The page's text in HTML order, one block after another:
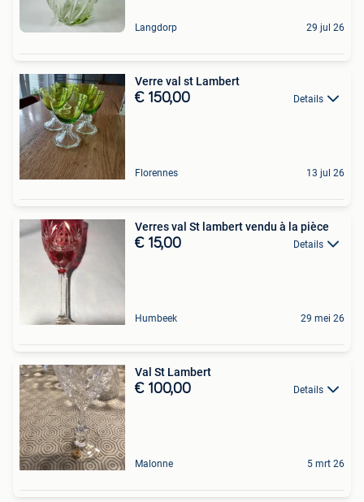
Langdorp 29 jul 26
Verre val st Lambert
€ 150,00 Details
Florennes 13 jul 26
Verres val St lambert vendu à la pièce
€ 15,00 Details
Humbeek 29 mei 26
Val St Lambert
€ 100,00 Details
Malonne 5 mrt 26